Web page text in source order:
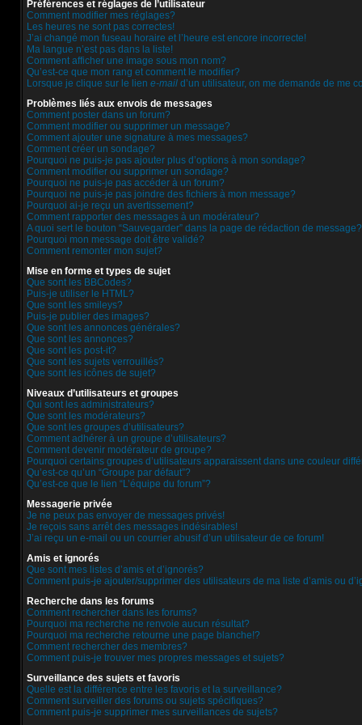
Préférences et réglages de l’utilisateur
Comment modifier mes réglages?
Les heures ne sont pas correctes!
J’ai changé mon fuseau horaire et l’heure est encore incorrecte!
Ma langue n’est pas dans la liste!
Comment afficher une image sous mon nom?
Qu’est-ce que mon rang et comment le modifier?
Lorsque je clique sur le lien e-mail d’un utilisateur, on me demande de me
Problèmes liés aux envois de messages
Comment poster dans un forum?
Comment modifier ou supprimer un message?
Comment ajouter une signature à mes messages?
Comment créer un sondage?
Pourquoi ne puis-je pas ajouter plus d’options à mon sondage?
Comment modifier ou supprimer un sondage?
Pourquoi ne puis-je pas accéder à un forum?
Pourquoi ne puis-je pas joindre des fichiers à mon message?
Pourquoi ai-je reçu un avertissement?
Comment rapporter des messages à un modérateur?
A quoi sert le bouton “Sauvegarder” dans la page de rédaction de message?
Pourquoi mon message doit être validé?
Comment remonter mon sujet?
Mise en forme et types de sujet
Que sont les BBCodes?
Puis-je utiliser le HTML?
Que sont les smileys?
Puis-je publier des images?
Que sont les annonces générales?
Que sont les annonces?
Que sont les post-it?
Que sont les sujets verrouillés?
Que sont les icônes de sujet?
Niveaux d’utilisateurs et groupes
Qui sont les administrateurs?
Que sont les modérateurs?
Que sont les groupes d’utilisateurs?
Comment adhérer à un groupe d’utilisateurs?
Comment devenir modérateur de groupe?
Pourquoi certains groupes d’utilisateurs apparaissent dans une couleur
Qu’est-ce qu’un “Groupe par défaut”?
Qu’est-ce que le lien “L’équipe du forum”?
Messagerie privée
Je ne peux pas envoyer de messages privés!
Je reçois sans arrêt des messages indésirables!
J’ai reçu un e-mail ou un courrier abusif d’un utilisateur de ce forum!
Amis et ignorés
Que sont mes listes d’amis et d’ignorés?
Comment puis-je ajouter/supprimer des utilisateurs de ma liste d’amis ou
Recherche dans les forums
Comment rechercher dans les forums?
Pourquoi ma recherche ne renvoie aucun résultat?
Pourquoi ma recherche retourne une page blanche!?
Comment rechercher des membres?
Comment puis-je trouver mes propres messages et sujets?
Surveillance des sujets et favoris
Quelle est la différence entre les favoris et la surveillance?
Comment surveiller des forums ou sujets spécifiques?
Comment puis-je supprimer mes surveillances de sujets?